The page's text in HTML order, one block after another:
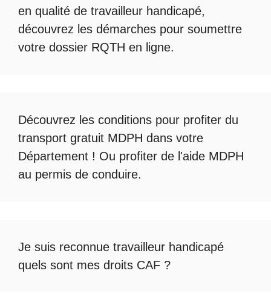
en qualité de travailleur handicapé,
découvrez les démarches pour soumettre
votre dossier RQTH en ligne.
Découvrez les conditions pour profiter du
transport gratuit MDPH dans votre
Département ! Ou profiter de l'aide MDPH
au permis de conduire.
Je suis reconnue travailleur handicapé
quels sont mes droits CAF ?